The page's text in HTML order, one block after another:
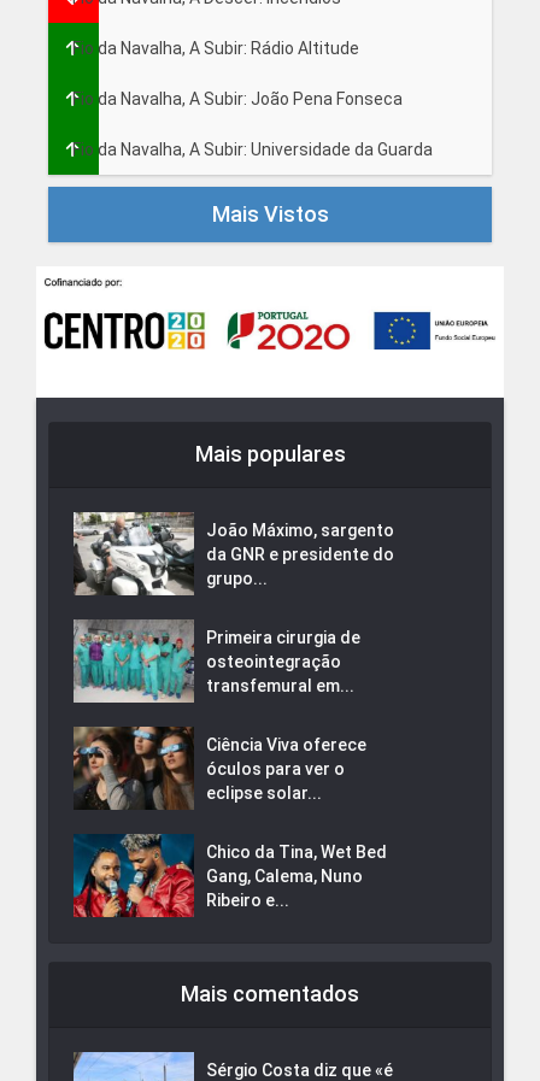
Fio da Navalha, A Subir: Rádio Altitude
Fio da Navalha, A Subir: João Pena Fonseca
Fio da Navalha, A Subir: Universidade da Guarda
Mais Vistos
Mais populares
João Máximo, sargento
da GNR e presidente do
grupo...
Primeira cirurgia de
osteointegração
transfemural em...
Ciência Viva oferece
óculos para ver o
eclipse solar...
Chico da Tina, Wet Bed
Gang, Calema, Nuno
Ribeiro e...
Mais comentados
Sérgio Costa diz que «é